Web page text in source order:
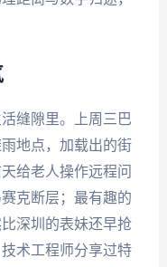
缝隙里。上周三巴
地点，加载出的街
给老人操作远程问
克断层；最有趣的
深圳的表妹还早抢
术工程师分享过特